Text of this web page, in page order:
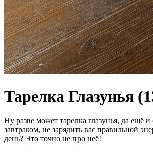
Тарелка Глазунья
Ну разве может тарелка глазунья, да ещё
завтраком, не зарядить вас правильной
день? Это точно не про неё!